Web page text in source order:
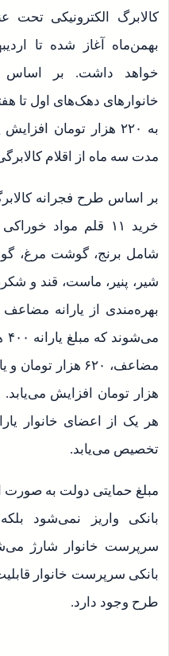
بهمن‌ماه آغاز شده تا
خواهد داشت. بر اساس
به ۲۲۰ هزار تومان
مدت سه ماه از اقلام
خرید ۱۱ قلم مواد
شامل برنج، گوشت مرغ،
شیر، پنیر، ماست، قند و
هزار تومان افزایش
تخصیص می‌یابد.
مبلغ حمایتی دولت به صورت
بانکی واریز نمی‌شود
سرپرست خانوار شارژ
بانکی سرپرست خانوار
طرح وجود دارد.